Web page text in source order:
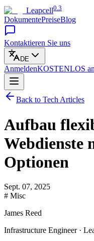
Leapcell0.3
DokumentePreiseBlog
Kontaktieren Sie uns
DE
AnmeldenKOSTENLOS
Back to Tech Articles
Aufbau
Webdienste
Optionen
Sept. 07, 2025
# Misc
James Reed
Infrastructure Engineer ·